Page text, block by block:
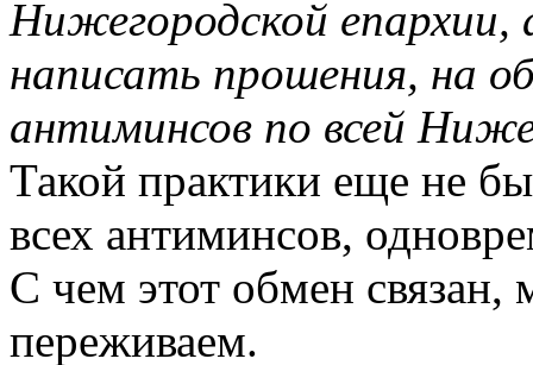
Нижегородской епархии,
написать прошения, на
антиминсов по всей
Такой практики еще не
всех антиминсов,
С чем этот обмен связан,
переживаем.